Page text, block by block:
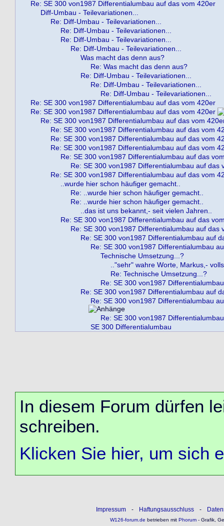
Re: SE 300 von1987 Differentialumbau auf das vom 420er
Diff-Umbau - Teilevariationen...
Re: Diff-Umbau - Teilevariationen...
Re: Diff-Umbau - Teilevariationen...
Re: Diff-Umbau - Teilevariationen...
Re: Diff-Umbau - Teilevariationen...
Was macht das denn aus?
Re: Was macht das denn aus?
Re: Diff-Umbau - Teilevariationen...
Re: Diff-Umbau - Teilevariationen...
Re: Diff-Umbau - Teilevariationen...
Re: SE 300 von1987 Differentialumbau auf das vom 420er
Re: SE 300 von1987 Differentialumbau auf das vom 420er
Re: SE 300 von1987 Differentialumbau auf das vom
Re: SE 300 von1987 Differentialumbau auf das vom
Re: SE 300 von1987 Differentialumbau auf das vom
Re: SE 300 von1987 Differentialumbau auf das vom
Re: SE 300 von1987 Differentialumbau auf das
Re: SE 300 von1987 Differentialumbau auf das
Re: SE 300 von1987 Differentialumbau auf das vom
..wurde hier schon häufiger gemacht..
Re: ..wurde hier schon häufiger gemacht..
Re: ..wurde hier schon häufiger gemacht..
..das ist uns bekannt,- seit vielen Jahren..
Re: SE 300 von1987 Differentialumbau auf das
Re: SE 300 von1987 Differentialumbau auf das
Re: SE 300 von1987 Differentialumbau auf
Re: SE 300 von1987 Differentialumbau
Technische Umsetzung...?
.."sehr" wahre Worte, Markus,-
Re: Technische Umsetzung...?
Re: SE 300 von1987
Re: SE 300 von1987 Differentialumbau auf
Re: SE 300 von1987 Differentialumbau
Re: SE 300 von1987
SE 300 Differentialumbau
In diesem Forum dürfen
schreiben.
Klicken Sie hier, um sich
Impressum - Haftungsausschluss -
W126-forum.de betrieben mitPhorum- Grafik,